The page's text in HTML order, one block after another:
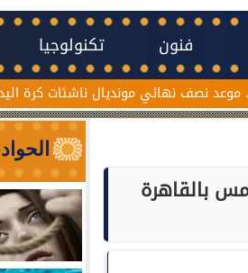
فنون تكنولوجيا
نهائي مونديال ناشئات كرة اليد بعد
بالقاهرة